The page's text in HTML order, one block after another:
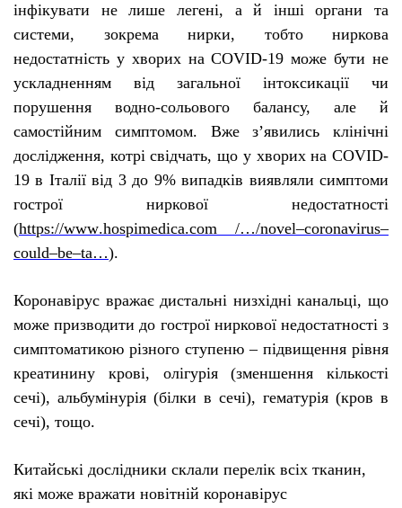
інфікувати не лише легені, а й інші органи та
системи, зокрема нирки, тобто ниркова
недостатність у хворих на COVID-19 може бути не
ускладненням від загальної інтоксикації чи
порушення водно-сольового балансу, але й
самостійним симптомом. Вже з’явились клінічні
дослідження, котрі свідчать, що у хворих на COVID-
19 в Італії від 3 до 9% випадків виявляли симптоми
гострої ниркової недостатності
(https://www.hospimedica.com /…/novel–coronavirus–
could–be–ta…).
Коронавірус вражає дистальні низхідні канальці, що
може призводити до гострої ниркової недостатності з
симптоматикою різного ступеню – підвищення рівня
креатинину крові, олігурія (зменшення кількості
сечі), альбумінурія (білки в сечі), гематурія (кров в
сечі), тощо.
Китайські дослідники склали перелік всіх тканин,
які може вражати новітній коронавірус